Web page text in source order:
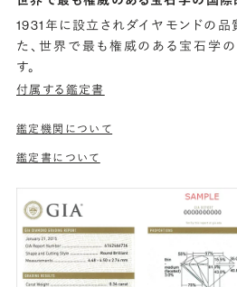
1931年に設立されダイヤモンドの品
た、世界で最も権威のある宝石学
す。
付属する鑑定書
鑑定機関について
鑑定書について